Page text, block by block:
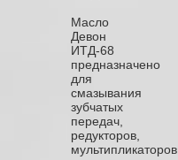
Масло
Девон
ИТД-68
предназначено
для
смазывания
зубчатых
передач,
редукторов,
мультипликаторов